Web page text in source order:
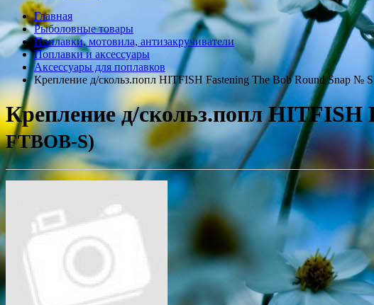
Главная
Рыболовные товары
Поплавки, мотовила, антизакручиватели
Поплавки и аксессуары
Аксессуары для поплавков
Крепление д/скольз.попл HITFISH Fastening The Bob Round Snap №
Крепление д/скольз.попл
FTBOB-S)